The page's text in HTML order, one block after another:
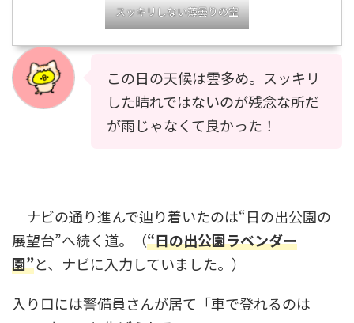
スッキリしない薄曇りの空
この日の天候は雲多め。スッキリ
した晴れではないのが残念な所だ
が雨じゃなくて良かった！
ナビの通り進んで辿り着いたのは“日の出公園の
展望台”へ続く道。（“日の出公園ラベンダー
園”と、ナビに入力していました。）
入り口には警備員さんが居て「車で登れるのは